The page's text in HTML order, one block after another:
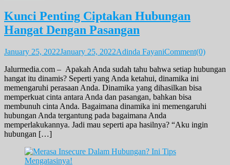
Kunci Penting Ciptakan Hubungan
Hangat Dengan Pasangan
January 25, 2022January 25, 2022Adinda FayaniComment(0)
Jalurmedia.com – Apakah Anda sudah tahu bahwa setiap hubungan
hangat itu dinamis? Seperti yang Anda ketahui, dinamika ini
memengaruhi perasaan Anda. Dinamika yang dihasilkan bisa
memperkuat cinta antara Anda dan pasangan, bahkan bisa
membunuh cinta Anda. Bagaimana dinamika ini memengaruhi
hubungan Anda tergantung pada bagaimana Anda
memperlakukannya. Jadi mau seperti apa hasilnya? “Aku ingin
hubungan […]